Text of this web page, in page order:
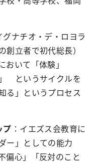
グナチオ・デ・ロヨラ
創立者で初代総長）
いて「体験」
というサイクルを
る」というプロセス
プ ：イエズス会教育に
ー」としての能力
偏心」「反対のこと